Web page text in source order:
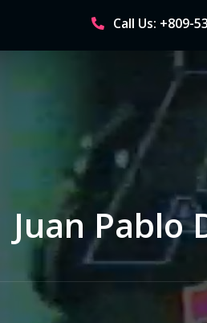
content
Call Us: +809-
Juan